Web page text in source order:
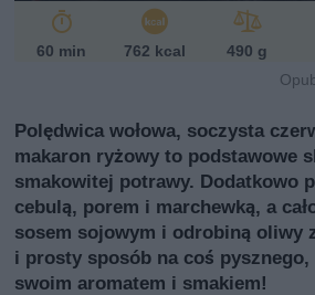
60 min 762 kcal 490 g
Polędwica wołowa, soczysta
makaron ryżowy to podstawowe
smakowitej potrawy. Dodatkowo
cebulą, porem i marchewką, a
sosem sojowym i odrobiną oliwy
i prosty sposób na coś pysznego,
swoim aromatem i smakiem!